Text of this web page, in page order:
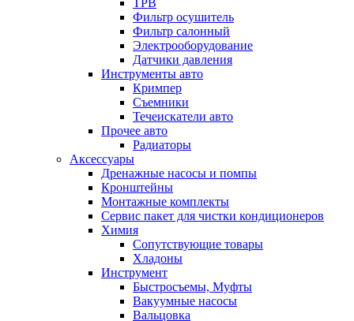
ТРВ
Фильтр осушитель
Фильтр салонный
Электрооборудование
Датчики давления
Инструменты авто
Кримпер
Съемники
Течеискатели авто
Прочее авто
Радиаторы
Аксессуары
Дренажные насосы и помпы
Кронштейны
Монтажные комплекты
Сервис пакет для чистки кондиционеров
Химия
Сопутствующие товары
Хладоны
Инструмент
Быстросъемы, Муфты
Вакуумные насосы
Вальцовка